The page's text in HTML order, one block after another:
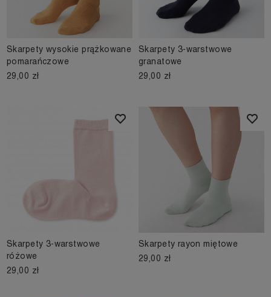
Skarpety wysokie prążkowane
pomarańczowe
29,00 zł
Skarpety 3-warstwowe
granatowe
29,00 zł
Skarpety 3-warstwowe
różowe
29,00 zł
Skarpety rayon miętowe
29,00 zł